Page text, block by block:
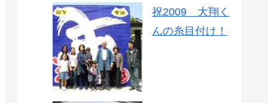
祝2009 大翔く
んの糸目付け！